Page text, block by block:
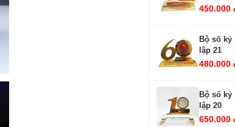
450.000
Bộ số kỷ
lập 21
480.000
Bộ số kỷ
lập 20
650.000